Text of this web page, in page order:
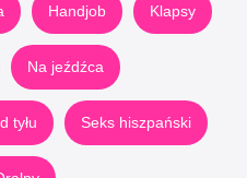
Handjob Klapsy
Na jeźdźca
tyłu Seks hiszpański